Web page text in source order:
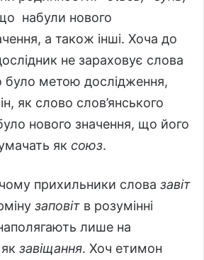
набули нового
а також інші. Хоча до
не зараховує слова
було метою дослідження,
як слово слов’янського
нового значення, що його
як союз.
прихильники слова завіт
заповіт в розумінні
лише на
завіщання. Хоч етимон